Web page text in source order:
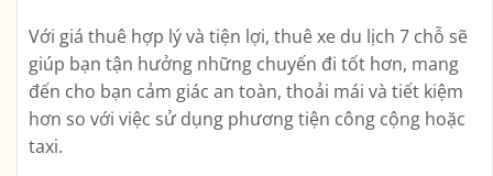
Với giá thuê hợp lý và tiện lợi, thuê xe du lịch 7 chỗ sẽ
giúp bạn tận hưởng những chuyến đi tốt hơn, mang
đến cho bạn cảm giác an toàn, thoải mái và tiết kiệm
hơn so với việc sử dụng phương tiện công cộng hoặc
taxi.